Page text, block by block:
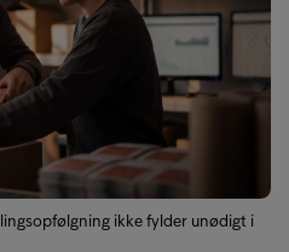
ikke fylder unødigt i